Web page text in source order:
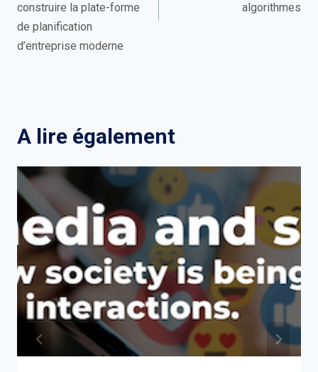
construire la plate-forme
de planification
d’entreprise moderne
algorithmes
A lire également